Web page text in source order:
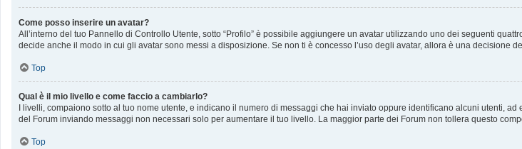
Come posso inserire un avatar?
All’interno del tuo Pannello di Controllo Utente, sotto “Profilo” è possibile aggiungere un avatar utilizzando uno dei seguenti
decide anche il modo in cui gli avatar sono messi a disposizione. Se non ti è concesso l’uso degli avatar, allora è una decisione
Top
Qual è il mio livello e come faccio a cambiarlo?
I livelli, compaiono sotto al tuo nome utente, e indicano il numero di messaggi che hai inviato oppure identificano alcuni utenti,
del Forum inviando messaggi non necessari solo per aumentare il tuo livello. La maggior parte dei Forum non tollera questo
Top